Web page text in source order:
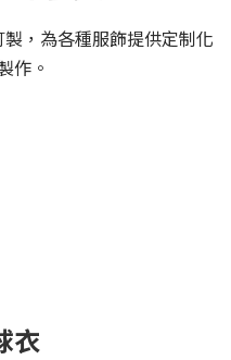
，為各種服飾提供定制化
作。
衣